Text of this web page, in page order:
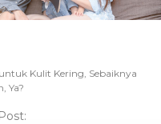
Kulit Kering, Sebaiknya
Ya?